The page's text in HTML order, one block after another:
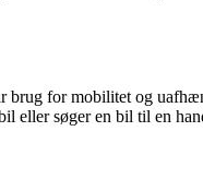
brug for mobilitet og
eller søger en bil til en